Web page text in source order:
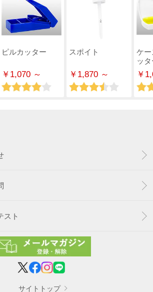
ピルカッター
￥1,070 ～
スポイト
￥1,870 ～
ケ
ッ
￥
スト
サイトトップ